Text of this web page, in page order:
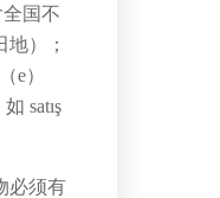
国不
）；
e）
satış
必须有